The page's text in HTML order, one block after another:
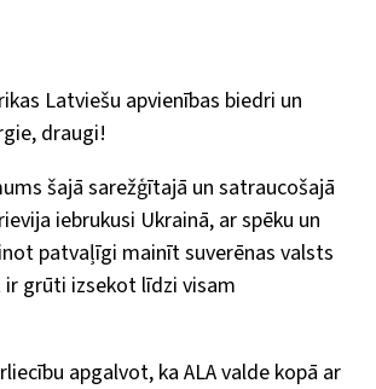
Latviešu apvienības biedri un
draugi!
šajā sarežģītajā un satraucošajā
iebrukusi Ukrainā, ar spēku un
patvaļīgi mainīt suverēnas valsts
ir grūti izsekot līdzi visam
apgalvot, ka ALA valde kopā ar